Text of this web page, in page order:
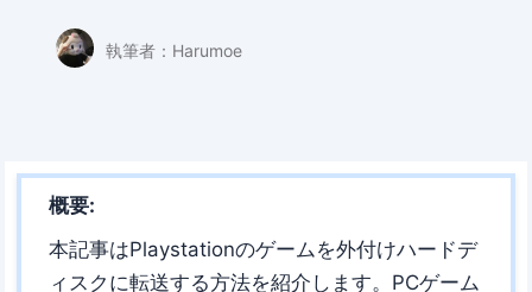
執筆者： Harumoe
概要:
本記事はPlaystationのゲームを外付けハードデ
ィスクに転送する方法を紹介します。PCゲーム